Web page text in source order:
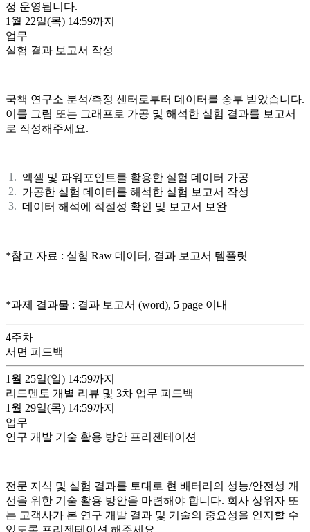
정 운영됩니다.
1월 22일(목) 14:59까지
업무
실험 결과 보고서 작성
국책 연구소 분석/측정 센터로부터 데이터를 송부 받았습니다.
이를 그림 또는 그래프로 가공 및 해석한 실험 결과를 보고서
로 작성해주세요.
엑셀 및 파워포인트를 활용한 실험 데이터 가공
가공한 실험 데이터를 해석한 실험 보고서 작성
데이터 해석에 적절성 확인 및 보고서 보완
*참고 자료 : 실험 Raw 데이터, 결과 보고서 템플릿
*과제 결과물 : 결과 보고서 (word), 5 page 이내
4주차
서면 피드백
1월 25일(일) 14:59까지
리드멘토 개별 리뷰 및 3차 업무 피드백
1월 29일(목) 14:59까지
업무
연구 개발 기술 활용 방안 프리젠테이션
전문 지식 및 실험 결과를 토대로 현 배터리의 성능/안전성 개
선을 위한 기술 활용 방안을 마련해야 합니다. 회사 상위자 또
는 고객사가 본 연구 개발 결과 및 기술의 중요성을 인지할 수
있도록 프리젠테이션 해주세요.